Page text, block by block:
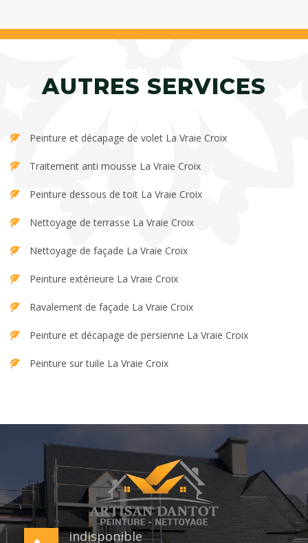
AUTRES SERVICES
Peinture et décapage de volet La Vraie Croix
Traitement anti mousse La Vraie Croix
Peinture dessous de toit La Vraie Croix
Nettoyage de terrasse La Vraie Croix
Nettoyage de façade La Vraie Croix
Peinture extérieure La Vraie Croix
Ravalement de façade La Vraie Croix
Peinture et décapage de persienne La Vraie Croix
Peinture sur tuile La Vraie Croix
indisponible